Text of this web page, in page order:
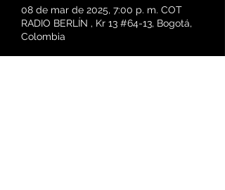
08 de mar de 2025, 7:00 p. m. COT
RADIO BERLÍN , Kr 13 #64-13, Bogotá,
Colombia